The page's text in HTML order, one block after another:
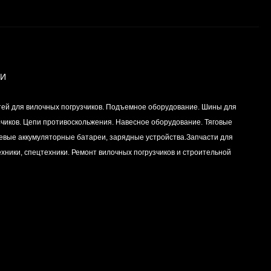
Вкладыш коренной (0,5)
(1шт - 1 половинка) для
двигателей
Цена по
запросу
для вилочных погрузчиков. Подъемное оборудование. Шины для
Цепи противоскольжения. Навесное оборудование. Тяговые
аккумуляторные батареи, зарядные устройства.Запчасти для
спецтехники. Ремонт вилочных погрузчиков и строительной